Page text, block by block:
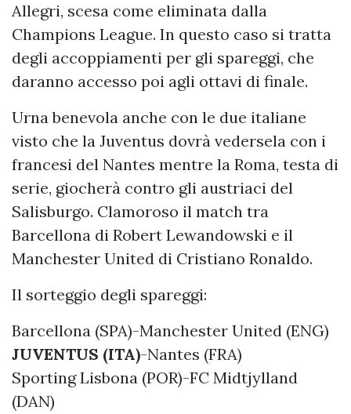
Allegri, scesa come eliminata dalla
Champions League. In questo caso si tratta
degli accoppiamenti per gli spareggi, che
daranno accesso poi agli ottavi di finale.
Urna benevola anche con le due italiane
visto che la Juventus dovrà vedersela con i
francesi del Nantes mentre la Roma, testa di
serie, giocherà contro gli austriaci del
Salisburgo. Clamoroso il match tra
Barcellona di Robert Lewandowski e il
Manchester United di Cristiano Ronaldo.
Il sorteggio degli spareggi:
Barcellona (SPA)-Manchester United (ENG)
JUVENTUS (ITA)-Nantes (FRA)
Sporting Lisbona (POR)-FC Midtjylland
(DAN)